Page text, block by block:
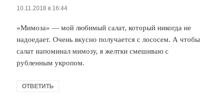
10.11.2018 в 16:44
«Мимоза» — мой любимый салат, который никогда не
надоедает. Очень вкусно получается с лососем. А чтобы
салат напоминал мимозу, я желтки смешиваю с
рубленным укропом.
ОТВЕТИТЬ